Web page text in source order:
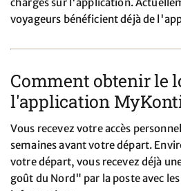
voyageurs bénéficient déjà de
Comment obtenir le
l'application
Vous recevez votre accès
semaines avant votre départ.
votre départ, vous recevez déjà
goût du Nord" par la poste avec